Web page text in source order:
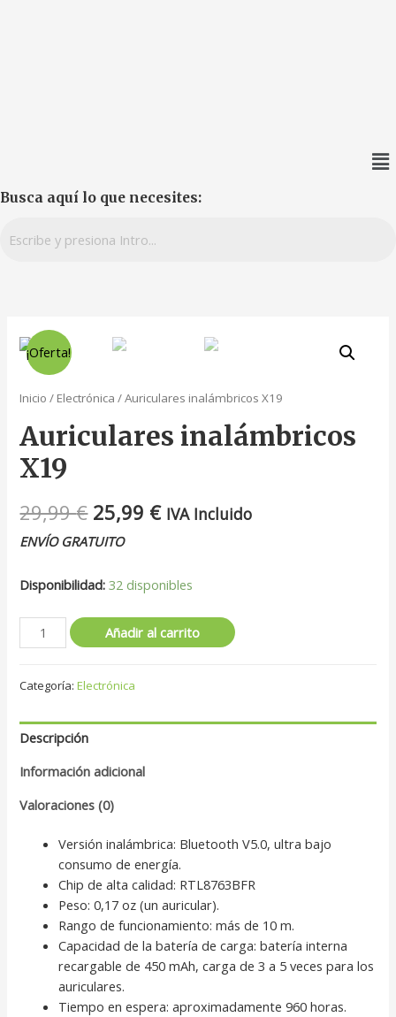
Busca aquí lo que necesites:
¡Oferta!
Inicio / Electrónica / Auriculares inalámbricos X19
Auriculares inalámbricos
X19
29,99€ 25,99 € IVA Incluido
ENVÍO GRATUITO
Disponibilidad: 32 disponibles
Añadir al carrito
Categoría:Electrónica
Descripción
Información adicional
Valoraciones (0)
Versión inalámbrica: Bluetooth V5.0, ultra bajo
consumo de energía.
Chip de alta calidad: RTL8763BFR
Peso: 0,17 oz (un auricular).
Rango de funcionamiento: más de 10 m.
Capacidad de la batería de carga: batería interna
recargable de 450 mAh, carga de 3 a 5 veces para los
auriculares.
Tiempo en espera: aproximadamente 960 horas.